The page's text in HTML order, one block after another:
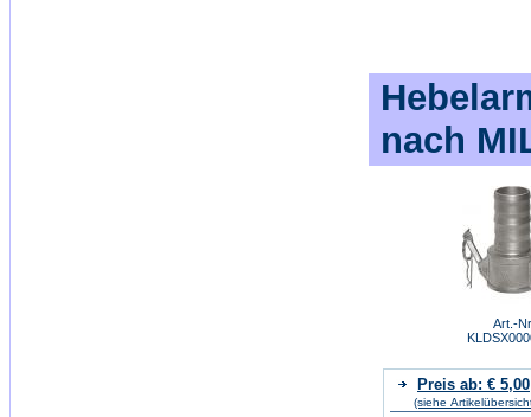
nach
Art.-
Preis ab: € 5,00
(siehe